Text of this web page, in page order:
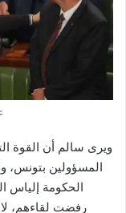
ويرى سالم أن القوة
المسؤولين
الحكومة إلياس
رفضت لقاءهم،